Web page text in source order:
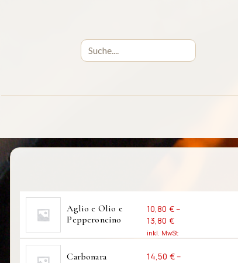
Aglio e Olio e
Pepperoncino
10,80 €–
13,80 €
inkl. MwSt
inkl. MwSt.
Carbonara 14,50 €–